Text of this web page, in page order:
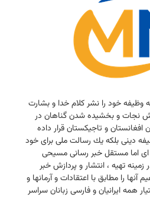
وظیفه خود را نشر كلام خدا و بشارت
نجات و بخشیده شدن گناهان در
افغانستان و تاجیكستان قرار داده
دینی بلكه یك رسالت ملی برای خود
ای اما مستقل خبر رسانی مسیحی
تهیه ، انتشار و پردازش خبر
را مطابق با اعتقادات و آرمانها و
همه ایرانیان و فارسی زبانان سراسر